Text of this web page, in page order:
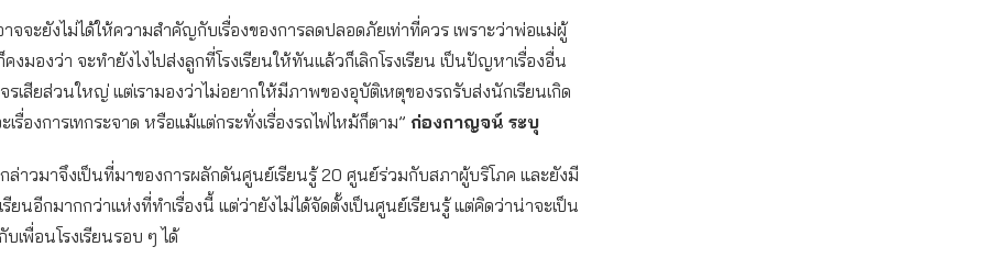
จจะยังไม่ได้ให้ความสําคัญกับเรื่องของการลดปลอดภัยเท่าที่ควร เพราะว่าพ่อแม่ผู้
คงมองว่า จะทํายังไงไปส่งลูกที่โรงเรียนให้ทันแล้วก็เลิกโรงเรียน เป็นปัญหาเรื่องอื่น
จรเสียส่วนใหญ่ แต่เรามองว่าไม่อยากให้มีภาพของอุบัติเหตุของรถรับส่งนักเรียนเกิด
เรื่องการเทกระจาด หรือแม้แต่กระทั่งเรื่องรถไฟไหม้ก็ตาม” ก่องกาญจน์ ระบุ
ล่าวมาจึงเป็นที่มาของการผลักดันศูนย์เรียนรู้ 20 ศูนย์ร่วมกับสภาผู้บริโภค และยังมี
เรียนอีกมากกว่าแห่งที่ทําเรื่องนี้ แต่ว่ายังไม่ได้จัดตั้งเป็นศูนย์เรียนรู้ แต่คิดว่าน่าจะเป็น
เพื่อนโรงเรียนรอบ ๆ ได้